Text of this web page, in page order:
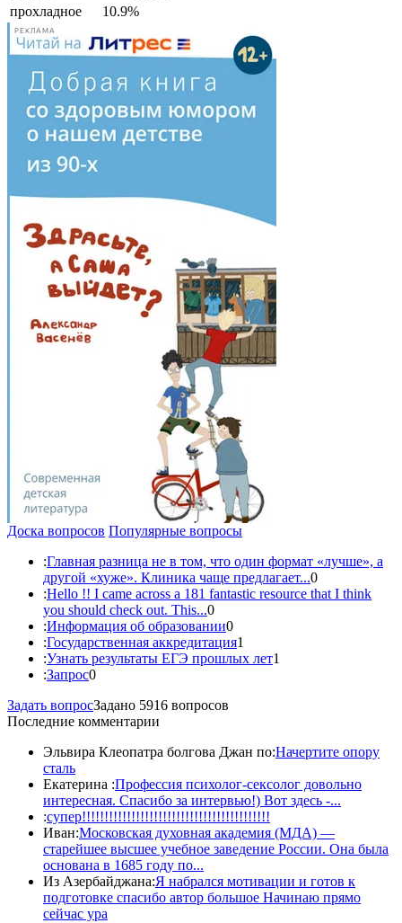
прохладное
10.9%
РЕКЛАМА
Доска вопросов Популярные вопросы
:Главная разница не в том, что один формат «лучше», а
другой «хуже». Клиника чаще предлагает...0
:Hello !! I came across a 181 fantastic resource that I think
you should check out. This...0
:Информация об образовании0
:Государственная аккредитация1
:Узнать результаты ЕГЭ прошлых лет1
:Запрос0
Задать вопросЗадано 5916 вопросов
Последние комментарии
Эльвира Клеопатра болгова Джан по:Начертите опору
сталь
Екатерина :Профессия психолог-сексолог довольно
интересная. Спасибо за интервью!) Вот здесь -...
:супер!!!!!!!!!!!!!!!!!!!!!!!!!!!!!!!!!!!!!!!!!!
Иван:Московская духовная академия (МДА) —
старейшее высшее учебное заведение России. Она была
основана в 1685 году по...
Из Азербайджана:Я набрался мотивации и готов к
подготовке спасибо автор большое Начинаю прямо
сейчас ура